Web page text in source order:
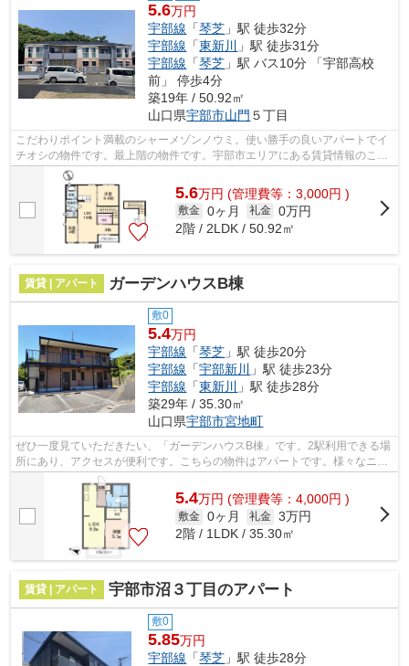
5.6万円
宇部線 「琴芝 」駅 徒歩32分
宇部線 「東新川
」駅 徒歩31分
宇部線 「琴芝 」駅 バス10分 「宇部高校
前」 停歩4分
築19年 / 50.92㎡
山口県宇部市山門 ５丁目
こだわりポイント満載のシャーメゾンノウミ。使い勝手の良いアパートでイ
チオシの物件です。最上階の物件です。宇部市エリアにある賃貸情報のこと
なら、地域に密着した当社へお任せ下...
5.6万円 (管理費等：3,000円 )
敷金 0ヶ月 礼金 0万円
2階 / 2LDK / 50.92㎡
賃貸 | アパート ガーデンハウスB棟
敷0
5.4万円
宇部線 「琴芝 」駅 徒歩20分
宇部線 「宇部新川
」駅 徒歩23分
宇部線 「東新川
」駅 徒歩28分
築29年 / 35.30㎡
山口県宇部市宮地町
ぜひ一度見ていただきたい、「ガーデンハウスB棟」です。2駅利用できる場
所にあり、アクセスが便利です。こちらの物件はアパートです。様々なニー
ズに合った物件を豊富に取り揃えてお...
5.4万円 (管理費等：4,000円 )
敷金 0ヶ月 礼金 3万円
2階 / 1LDK / 35.30㎡
賃貸 | アパート 宇部市沼３丁目のアパート
敷0
5.85万円
宇部線 「琴芝 」駅 徒歩28分